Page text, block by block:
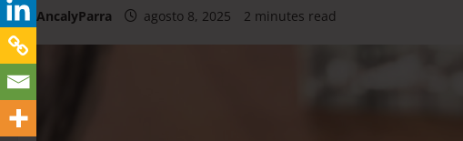
AncalyParra agosto 8, 2025 2 minutes read